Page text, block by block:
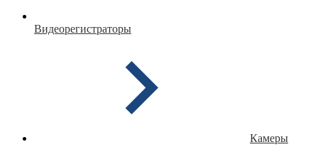
Видеорегистраторы
Камеры